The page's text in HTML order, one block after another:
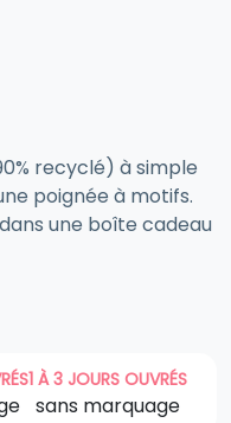
recyclé) à simple
poignée à motifs.
une boîte cadeau
1 À 3 JOURS OUVRÉS
sans marquage